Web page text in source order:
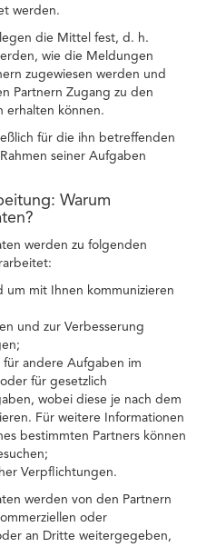
werden.
die Mittel fest, d. h.
wie die Meldungen
zugewiesen werden und
Partnern Zugang zu den
erhalten können.
für die ihn betreffenden
seiner Aufgaben
Warum
werden zu folgenden
um mit Ihnen kommunizieren
und zur Verbesserung
andere Aufgaben im
für gesetzlich
wobei diese je nach dem
Für weitere Informationen
bestimmten Partners können
Verpflichtungen.
werden von den Partnern
oder
an Dritte weitergegeben,